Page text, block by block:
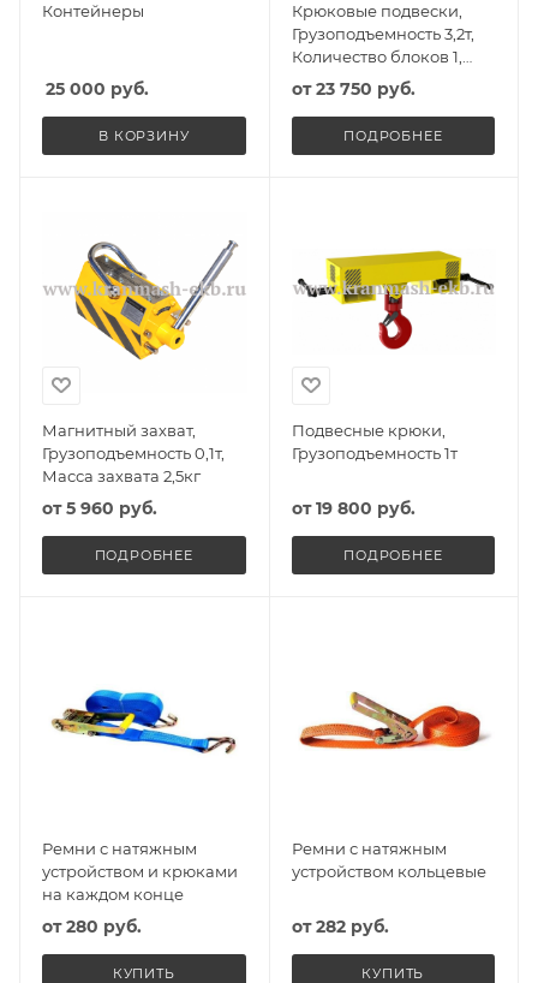
Контейнеры
25 000 руб.
В КОРЗИНУ
Крюковые подвески,
Грузоподъемность 3,2т,
Количество блоков 1,
Диаметр блоков 400мм
от23 750 руб.
ПОДРОБНЕЕ
Магнитный захват,
Грузоподъемность 0,1т,
Масса захвата 2,5кг
от5 960 руб.
ПОДРОБНЕЕ
Подвесные крюки,
Грузоподъемность 1т
от19 800 руб.
ПОДРОБНЕЕ
Ремни с натяжным
устройством и крюками
на каждом конце
от280 руб.
КУПИТЬ
Ремни с натяжным
устройством кольцевые
от282 руб.
КУПИТЬ